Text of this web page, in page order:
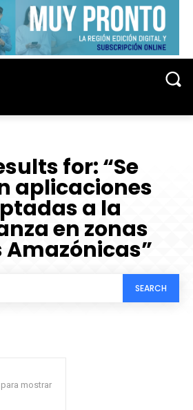
for:“Se
aplicaciones
a la
en zonas
Amazónicas”
SEARCH
mostrar